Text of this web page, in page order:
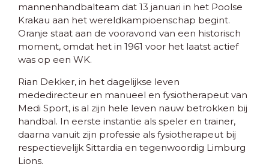
mannenhandbalteam dat 13 januari in het Poolse
Krakau aan het wereldkampioenschap begint.
Oranje staat aan de vooravond van een historisch
moment, omdat het in 1961 voor het laatst actief
was op een WK.
Rian Dekker, in het dagelijkse leven
mededirecteur en manueel en fysiotherapeut van
Medi Sport, is al zijn hele leven nauw betrokken bij
handbal. In eerste instantie als speler en trainer,
daarna vanuit zijn professie als fysiotherapeut bij
respectievelijk Sittardia en tegenwoordig Limburg
Lions.